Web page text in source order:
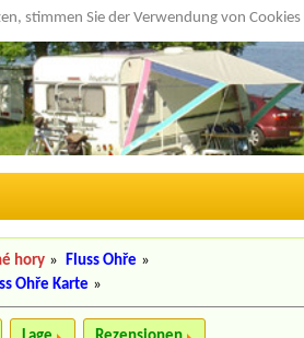
stimmen Sie der Verwendung von Cookies
hory » Fluss Ohře »
Ohře Karte »